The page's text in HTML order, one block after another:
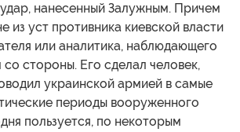
нанесенный Залужным. Причем
из уст противника киевской власти
или аналитика, наблюдающего
стороны. Его сделал человек,
украинской армией в самые
периоды вооруженного
пользуется, по некоторым